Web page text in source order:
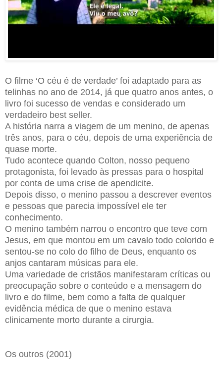
O filme ‘O céu é de verdade’ foi adaptado para as
telinhas no ano de 2014, já que quatro anos antes, o
livro foi sucesso de vendas e considerado um
verdadeiro best seller.
A história narra a viagem de um menino, de apenas
três anos, para o céu, depois de uma experiência de
quase morte.
Tudo acontece quando Colton, nosso pequeno
protagonista, foi levado às pressas para o hospital
por conta de uma crise de apendicite.
Depois disso, o menino passou a descrever eventos
e pessoas que parecia impossível ele ter
conhecimento.
O menino também narrou o encontro que teve com
Jesus, em que montou em um cavalo todo colorido e
sentou-se no colo do filho de Deus, enquanto os
anjos cantaram músicas para ele.
Uma variedade de cristãos manifestaram críticas ou
preocupação sobre o conteúdo e a mensagem do
livro e do filme, bem como a falta de qualquer
evidência médica de que o menino estava
clinicamente morto durante a cirurgia.
Os outros (2001)